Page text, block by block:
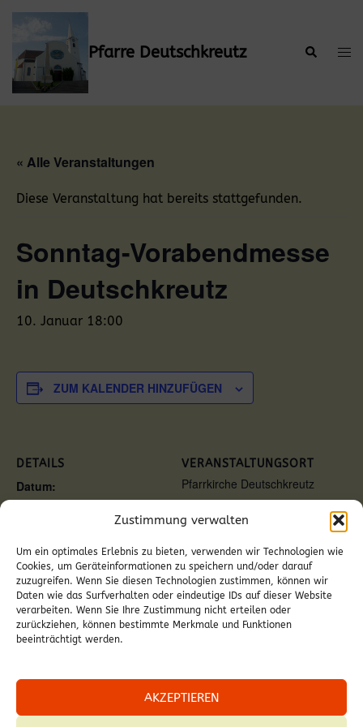
Zustimmung verwalten
Um ein optimales Erlebnis zu bieten, verwenden wir Technologien wie
Cookies, um Geräteinformationen zu speichern und/oder darauf
zuzugreifen. Wenn Sie diesen Technologien zustimmen, können wir
Daten wie das Surfverhalten oder eindeutige IDs auf dieser Website
verarbeiten. Wenn Sie Ihre Zustimmung nicht erteilen oder
zurückziehen, können bestimmte Merkmale und Funktionen
beeinträchtigt werden.
AKZEPTIEREN
springen
Pfarre Deutschkreutz Suche
« Alle Veranstaltungen
Diese Veranstaltung hat bereits stattgefunden.
Sonntag-Vorabendmesse
in Deutschkreutz
10. Januar 18:00
ZUM KALENDER HINZUFÜGEN
DETAILS
Datum:
10. Januar
18:00
Veranstaltungskategorie:
Gottesdienst
VERANSTALTUNGSORT
Pfarrkirche Deutschkreutz
Hl. Messe in Neckenmarkt Hl. Messe in Neckenmarkt